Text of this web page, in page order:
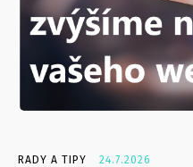
RADY A TIPY 24.7.2026